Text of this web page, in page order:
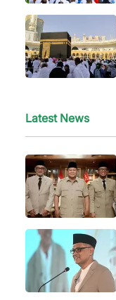
Latest News